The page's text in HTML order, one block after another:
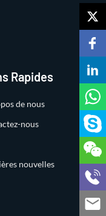
Rapides
de nous
nous
nouvelles